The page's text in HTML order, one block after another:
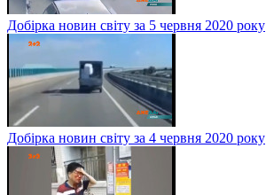
Добірка новин світу за 5 червня 2020 року
Добірка новин світу за 4 червня 2020 року